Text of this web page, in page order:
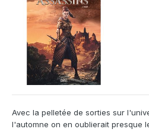
Avec la pelletée de sorties sur
l'automne on en oublierait presque